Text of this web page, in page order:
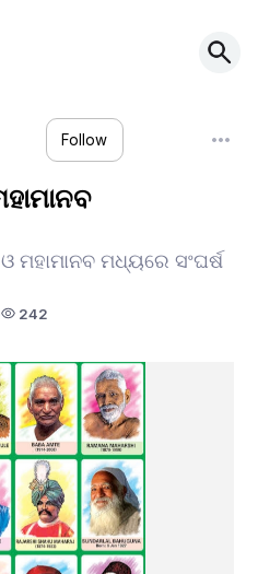
Follow
ମହାମାନବ ମଧ୍ୟରେ ସଂଘର୍ଷ
242